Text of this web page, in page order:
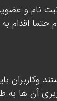
نام و
اقدام
وکاربران
آن